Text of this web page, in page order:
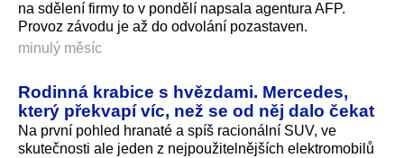
na sdělení firmy to v pondělí napsala agentura AFP.
Provoz závodu je až do odvolání pozastaven.
minulý měsíc
Rodinná krabice s hvězdami. Mercedes,
který překvapí víc, než se od něj dalo čekat
Na první pohled hranaté a spíš racionální SUV, ve
skutečnosti ale jeden z nejpoužitel­nějších elektromobilů